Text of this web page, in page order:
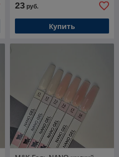
23 руб.
Купить